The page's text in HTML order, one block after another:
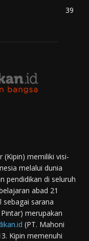
39
(Kipin) memiliki visi-
melalui dunia
pendidikan di seluruh
abad 21
sarana
merupakan
(PT. Mahoni
Kipin memenuhi